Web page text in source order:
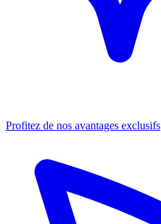
Profitez de nos avantages exclusifs